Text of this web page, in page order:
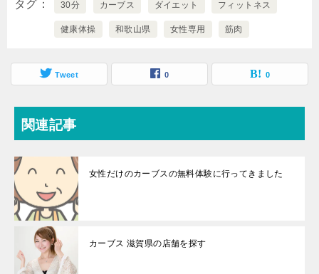
タグ 30分 カーブス ダイエット フィットネス
健康体操 和歌山県 女性専用 筋肉
Tweet 0 0
関連記事
女性だけのカーブスの無料体験に行ってきました
カーブス 滋賀県の店舗を探す